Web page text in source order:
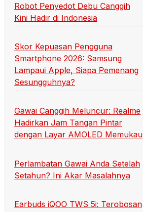
Robot Penyedot Debu Canggih
Kini Hadir di Indonesia
Skor Kepuasan Pengguna
Smartphone 2026: Samsung
Lampaui Apple, Siapa Pemenang
Sesungguhnya?
Gawai Canggih Meluncur: Realme
Hadirkan Jam Tangan Pintar
dengan Layar AMOLED Memukau
Perlambatan Gawai Anda Setelah
Setahun? Ini Akar Masalahnya
Earbuds iQOO TWS 5i: Terobosan